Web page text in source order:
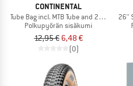
CONTINENTAL
Tube Bag incl. MTB Tube and 2 Tyre
Polkupyörän sisäkumi
12,95 € 6,48 €
(0)
26''